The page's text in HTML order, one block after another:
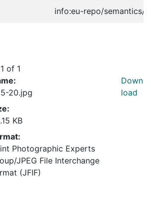
info:eu-repo/semantics/
of 1
20.jpg
KB
Photographic Experts
JPEG File Interchange
(JFIF)
Down
load